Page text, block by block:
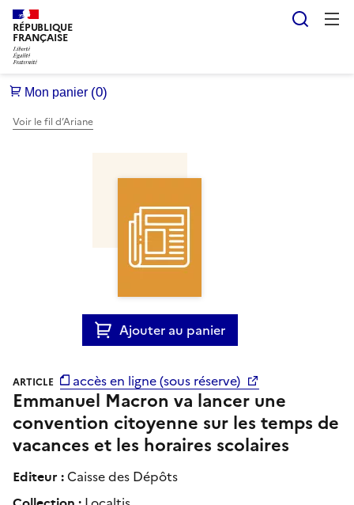
RÉPUBLIQUE
FRANÇAISE
Voir le fil d’Ariane
Ajouter au panier
accès en ligne (sous réserve)
ARTICLE
Emmanuel Macron va lancer une
convention citoyenne sur les temps de
vacances et les horaires scolaires
Editeur : Caisse des Dépôts
Collection :